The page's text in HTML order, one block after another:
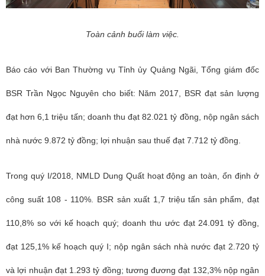
Toàn cảnh buổi làm việc.
Báo cáo với Ban Thường vụ Tỉnh ủy Quảng Ngãi, Tổng giám đốc
BSR Trần Ngọc Nguyên cho biết: Năm 2017, BSR đạt sản lượng
đạt hơn 6,1 triệu tấn; doanh thu đạt 82.021 tỷ đồng, nộp ngân sách
nhà nước 9.872 tỷ đồng; lợi nhuận sau thuế đạt 7.712 tỷ đồng.
Trong quý I/2018, NMLD Dung Quất hoạt động an toàn, ổn định ở
công suất 108 - 110%. BSR sản xuất 1,7 triệu tấn sản phẩm, đạt
110,8% so với kế hoạch quý; doanh thu ước đạt 24.091 tỷ đồng,
đạt 125,1% kế hoạch quý I; nộp ngân sách nhà nước đạt 2.720 tỷ
và lợi nhuận đạt 1.293 tỷ đồng; tương đương đạt 132,3% nộp ngân